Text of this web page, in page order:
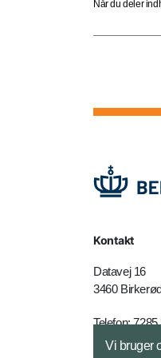
Når du deler
Kontakt
Datavej 16
3460
Telefon: 7285
E-mail:
Vi bruger